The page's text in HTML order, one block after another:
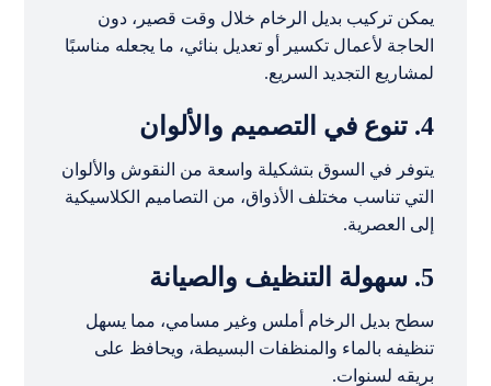
يمكن تركيب بديل الرخام خلال وقت قصير، دون
الحاجة لأعمال تكسير أو تعديل بنائي، ما يجعله مناسبًا
لمشاريع التجديد السريع.
4. تنوع في التصميم والألوان
يتوفر في السوق بتشكيلة واسعة من النقوش والألوان
التي تناسب مختلف الأذواق، من التصاميم الكلاسيكية
إلى العصرية.
5. سهولة التنظيف والصيانة
سطح بديل الرخام أملس وغير مسامي، مما يسهل
تنظيفه بالماء والمنظفات البسيطة، ويحافظ على
بريقه لسنوات.